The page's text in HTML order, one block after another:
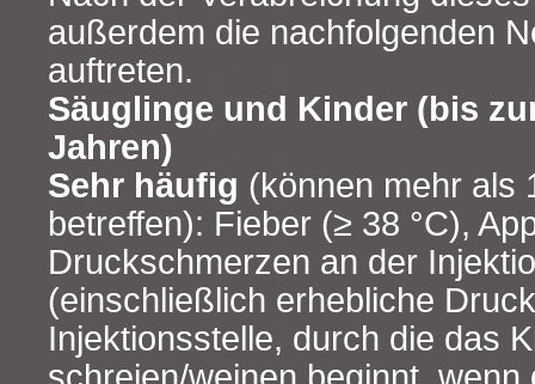
außerdem die nachfolgenden
auftreten.
Säuglinge und Kinder (bis
Jahren)
Sehr häufig (können mehr als
betreffen): Fieber (≥ 38 °C),
Druckschmerzen an der
(einschließlich erhebliche
Injektionsstelle, durch die das